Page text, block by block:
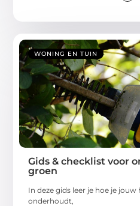
WONING EN TUIN
Gids & checklist voor
groen
In deze gids leer je hoe je
onderhoudt,